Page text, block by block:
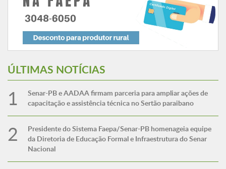
ÚLTIMAS NOTÍCIAS
Senar-PB e AADAA firmam parceria para ampliar ações de
capacitação e assistência técnica no Sertão paraibano
Presidente do Sistema Faepa/Senar-PB homenageia equipe
da Diretoria de Educação Formal e Infraestrutura do Senar
Nacional